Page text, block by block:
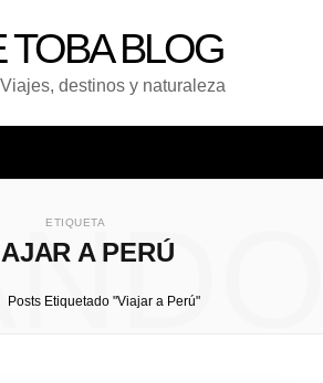
TOBA BLOG
destinos y naturaleza
ETIQUETA
A PERÚ
Posts Etiquetado "Viajar a Perú"